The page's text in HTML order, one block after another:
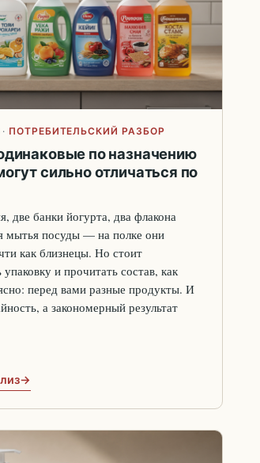
· ПОТРЕБИТЕЛЬСКИЙ РАЗБОР
по назначению
сильно отличаться по
две банки йогурта, два флакона
мытья посуды — на полке они
как близнецы. Но стоит
упаковку и прочитать состав, как
перед вами разные продукты. И
а закономерный результат